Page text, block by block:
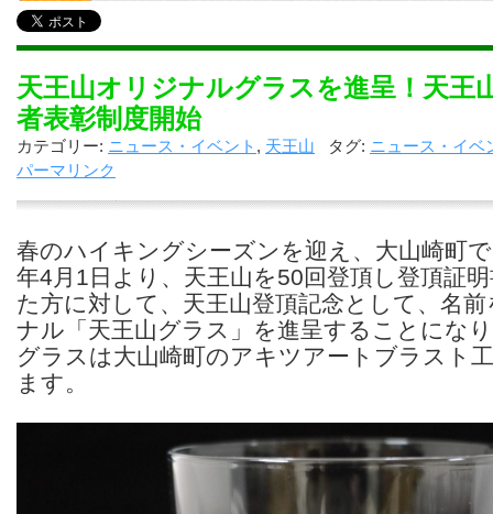
天王山オリジナルグラスを進呈！天王
者表彰制度開始
カテゴリー: ニュース・イベント , 天王山 タグ: ニュース・イベ
パーマリンク
春のハイキングシーズンを迎え、大山崎町
年4月1日より、天王山を50回登頂し登頂証
た方に対して、天王山登頂記念として、名
ナル「天王山グラス」を進呈することにな
グラスは大山崎町のアキツアートブラスト
ます。